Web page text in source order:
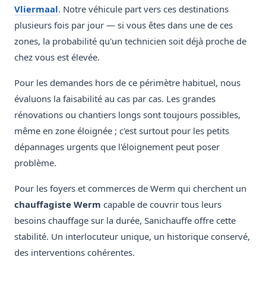
Vliermaal. Notre véhicule part vers ces destinations
plusieurs fois par jour — si vous êtes dans une de ces
zones, la probabilité qu'un technicien soit déjà proche de
chez vous est élevée.
Pour les demandes hors de ce périmètre habituel, nous
évaluons la faisabilité au cas par cas. Les grandes
rénovations ou chantiers longs sont toujours possibles,
même en zone éloignée ; c'est surtout pour les petits
dépannages urgents que l'éloignement peut poser
problème.
Pour les foyers et commerces de Werm qui cherchent un
chauffagiste Werm capable de couvrir tous leurs
besoins chauffage sur la durée, Sanichauffe offre cette
stabilité. Un interlocuteur unique, un historique conservé,
des interventions cohérentes.